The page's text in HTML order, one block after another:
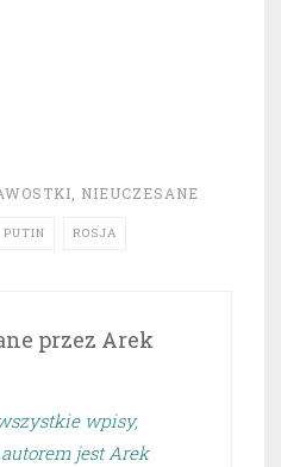
, NIEUCZESANE
PUTIN ROSJA
przez Arek
wpisy,
jest Arek